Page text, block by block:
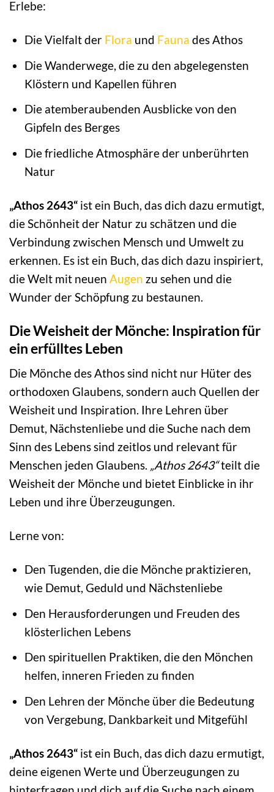
Erlebe:
Die Vielfalt der Flora und Fauna des Athos
Die Wanderwege, die zu den abgelegensten
Klöstern und Kapellen führen
Die atemberaubenden Ausblicke von den
Gipfeln des Berges
Die friedliche Atmosphäre der unberührten
Natur
„Athos 2643“ ist ein Buch, das dich dazu ermutigt,
die Schönheit der Natur zu schätzen und die
Verbindung zwischen Mensch und Umwelt zu
erkennen. Es ist ein Buch, das dich dazu inspiriert,
die Welt mit neuen Augen zu sehen und die
Wunder der Schöpfung zu bestaunen.
Die Weisheit der Mönche: Inspiration für
ein erfülltes Leben
Die Mönche des Athos sind nicht nur Hüter des
orthodoxen Glaubens, sondern auch Quellen der
Weisheit und Inspiration. Ihre Lehren über
Demut, Nächstenliebe und die Suche nach dem
Sinn des Lebens sind zeitlos und relevant für
Menschen jeden Glaubens. „Athos 2643“teilt die
Weisheit der Mönche und bietet Einblicke in ihr
Leben und ihre Überzeugungen.
Lerne von:
Den Tugenden, die die Mönche praktizieren,
wie Demut, Geduld und Nächstenliebe
Den Herausforderungen und Freuden des
klösterlichen Lebens
Den spirituellen Praktiken, die den Mönchen
helfen, inneren Frieden zu finden
Den Lehren der Mönche über die Bedeutung
von Vergebung, Dankbarkeit und Mitgefühl
„Athos 2643“ ist ein Buch, das dich dazu ermutigt,
deine eigenen Werte und Überzeugungen zu